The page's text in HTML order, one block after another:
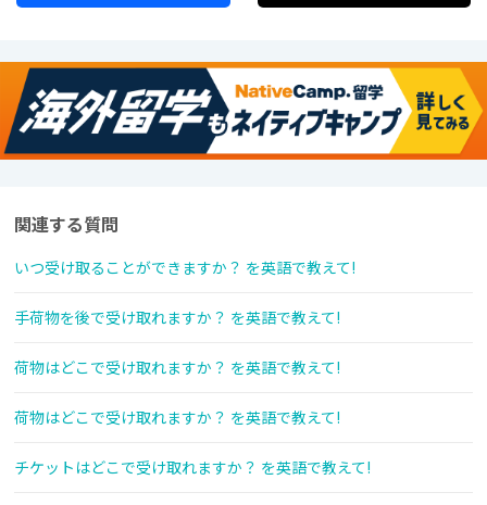
関連する質問
いつ受け取ることができますか？ を英語で教えて!
手荷物を後で受け取れますか？ を英語で教えて!
荷物はどこで受け取れますか？ を英語で教えて!
荷物はどこで受け取れますか？ を英語で教えて!
チケットはどこで受け取れますか？ を英語で教えて!